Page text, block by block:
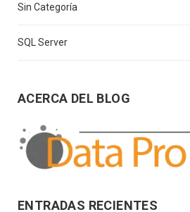
Sin Categoría
SQL Server
ACERCA DEL BLOG
ENTRADAS RECIENTES